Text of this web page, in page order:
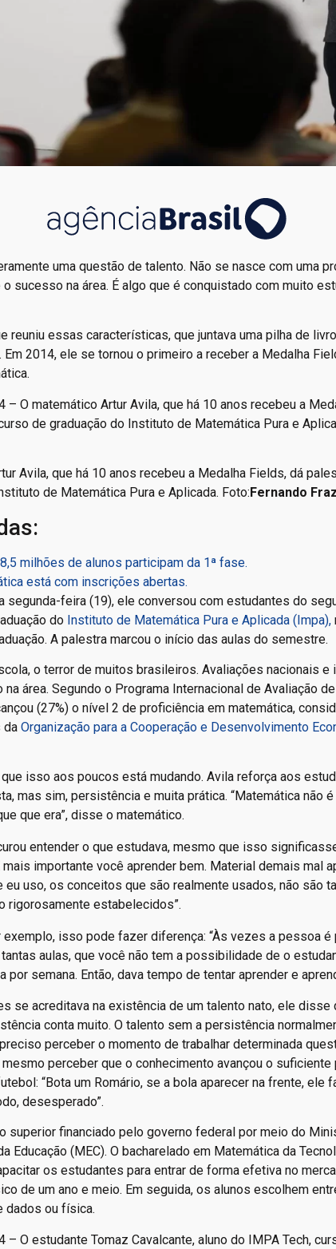
uma questão de talento. Não se nasce com uma
sucesso na área. É algo que é conquistado com muito
reuniu essas características, que juntava uma pilha de
2014, ele se tornou o primeiro a receber a Medalha
Avila, que há 10 anos recebeu a Medalha Fields, dá
de Matemática Pura e Aplicada. Foto: Fernando
milhões de alunos participam da 1ª fase.
está com inscrições abertas.
segunda-feira (19), ele conversou com estudantes do
do Instituto de Matemática Pura e Aplicada (Impa),
A palestra marcou o início das aulas do semestre.
o terror de muitos brasileiros. Avaliações nacionais e
área. Segundo o Programa Internacional de Avaliação
(27%) o nível 2 de proficiência em matemática,
da Organização para a Cooperação e Desenvolvimento
isso aos poucos está mudando. Avila reforça aos
mas sim, persistência e muita prática. “Matemática não
que era”, disse o matemático.
entender o que estudava, mesmo que isso
importante você aprender bem. Material demais mal
uso, os conceitos que são realmente usados, não são
rigorosamente estabelecidos”.
isso pode fazer diferença: “Às vezes a pessoa é
aulas, que você não tem a possibilidade de o
semana. Então, dava tempo de tentar aprender e
se acreditava na existência de um talento nato, ele
conta muito. O talento sem a persistência
perceber o momento de trabalhar determinada
perceber que o conhecimento avançou o
“Bota um Romário, se a bola aparecer na frente, ele
desesperado”.
superior financiado pelo governo federal por meio do
Educação (MEC). O bacharelado em Matemática da
os estudantes para entrar de forma efetiva no
de um ano e meio. Em seguida, os alunos escolhem
dados ou física.